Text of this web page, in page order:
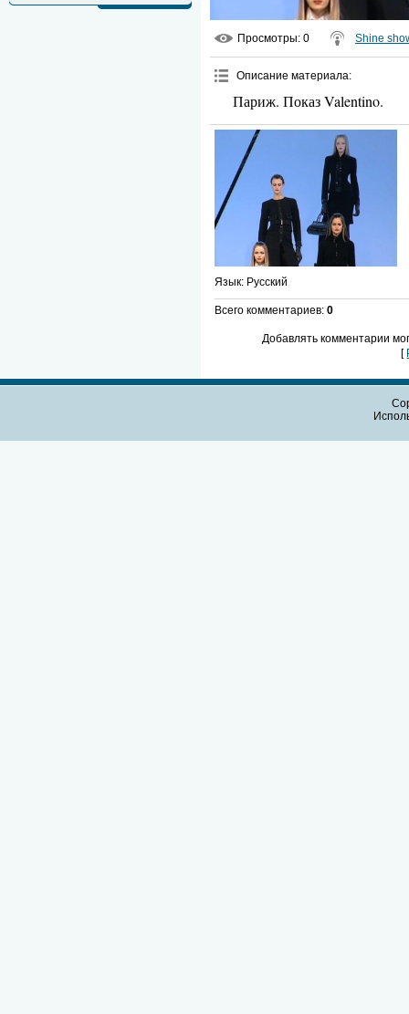
Просмотры: 0 Shine
Описание материала:
Париж. Показ Valentino.
Язык: Русский
Всего комментариев: 0
Добавлять комментарии
[